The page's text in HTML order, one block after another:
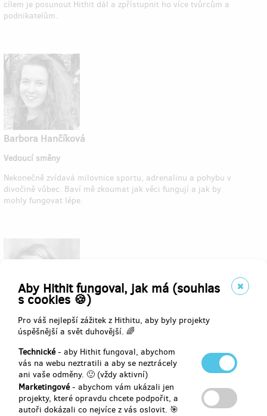
Aby Hithit fungoval, jak má (souhlas
s cookies 🍪)
Pro váš nejlepší zážitek z Hithitu, aby byly projekty
úspěšnější a svět duhovější. 🌈
Technické- aby Hithit fungoval, abychom
vás na webu neztratili a aby se neztrácely
ani vaše odměny. 🙂 (vždy aktivní)
Marketingové- abychom vám ukázali jen
projekty, které opravdu chcete podpořit, a
autoři dokázali co nejvíce z vás oslovit. 🎯
cílem je posunout Hithit dál a zpřístupnit ho více tvůrcům a
podnikatelům.
Barbora Hančíková
Vedoucí směny
Nekonečně zvídavá milovnice sportu, adrenalinu a pohybu v
divočině vůbec. Baví mě zkoumat jak věci fungují a jak by
mohly fungovat lépe.
Bára Veselá
Miluje všechna zvířata, přírodu, kvalitní i nekvalitní filmy a
také ilustrace od Artuše Scheinera. Ráda fotí na analog,
občas chytá lelky a řídí se heslem: „když můžu, tak pomůžu.“